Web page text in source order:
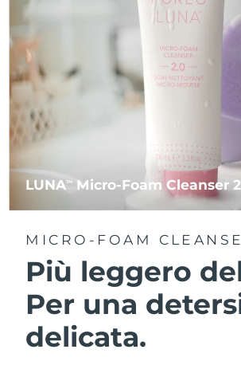
LUNATM Micro-Foam Cleanser
MICRO-FOAM
Più leggero
Per una
delicata.